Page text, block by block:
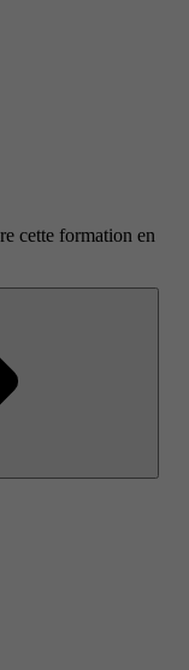
cette formation en